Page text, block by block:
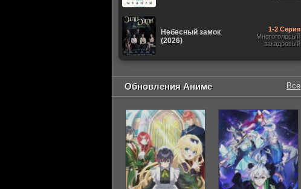
Небесный замок
(2026)
1-2 Серия
Многоголосый
закадровый
Обновления Аниме Все